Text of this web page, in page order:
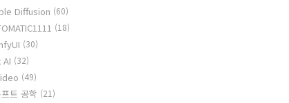
Diffusion (60)
(18)
(30)
AI (32)
(49)
트 공학 (21)